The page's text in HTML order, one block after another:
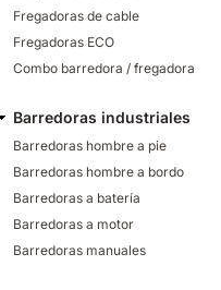
Fregadoras de cable
Fregadoras ECO
Combo barredora / fregadora
Barredoras industriales
Barredoras hombre a pie
Barredoras hombre a bordo
Barredoras a batería
Barredoras a motor
Barredoras manuales